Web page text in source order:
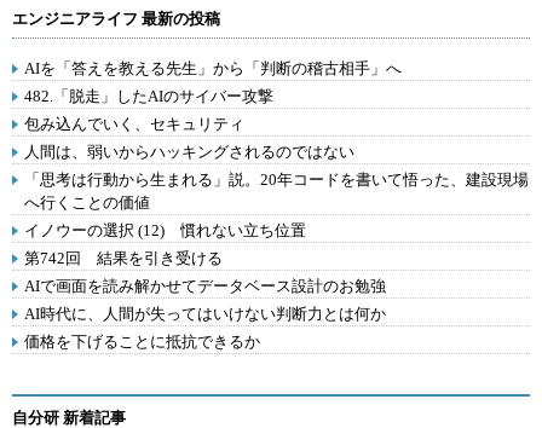
エンジニアライフ 最新の投稿
AIを「答えを教える先生」から「判断の稽古相手」へ
482.「脱走」したAIのサイバー攻撃
包み込んでいく、セキュリティ
人間は、弱いからハッキングされるのではない
「思考は行動から生まれる」説。20年コードを書いて悟った、建設現場
へ行くことの価値
イノウーの選択 (12) 慣れない立ち位置
第742回 結果を引き受ける
AIで画面を読み解かせてデータベース設計のお勉強
AI時代に、人間が失ってはいけない判断力とは何か
価格を下げることに抵抗できるか
自分研 新着記事